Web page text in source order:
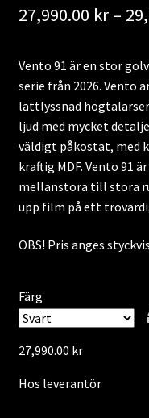
27,990.00 kr –
Vento 91 är en stor
serie från 2026. Vento
lättlyssnad
ljud med mycket
väldigt påkostat, med
kraftig MDF. Vento 91
mellanstora till stora
upp film på ett
OBS! Pris anges
Färg
27,990.00 kr
Hos leverantör